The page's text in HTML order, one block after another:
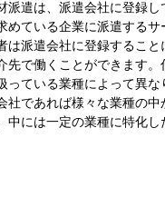
派遣は、派遣会社に登録
めている企業に派遣する
は派遣会社に登録するこ
先で働くことができます。
っている業種によって異
社であれば様々な業種の
中には一定の業種に特化し